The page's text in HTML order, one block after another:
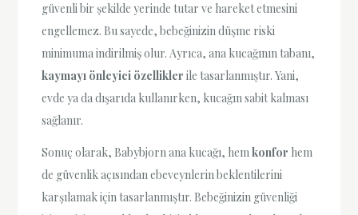
güvenli bir şekilde yerinde tutar ve hareket etmesini
engellemez. Bu sayede, bebeğinizin düşme riski
minimuma indirilmiş olur. Ayrıca, ana kucağının tabanı,
kaymayı önleyici özellikler ile tasarlanmıştır. Yani,
evde ya da dışarıda kullanırken, kucağın sabit kalması
sağlanır.
Sonuç olarak, Babybjorn ana kucağı, hemkonfor hem
de güvenlik açısından ebeveynlerin beklentilerini
karşılamak için tasarlanmıştır. Bebeğinizin güvenliği